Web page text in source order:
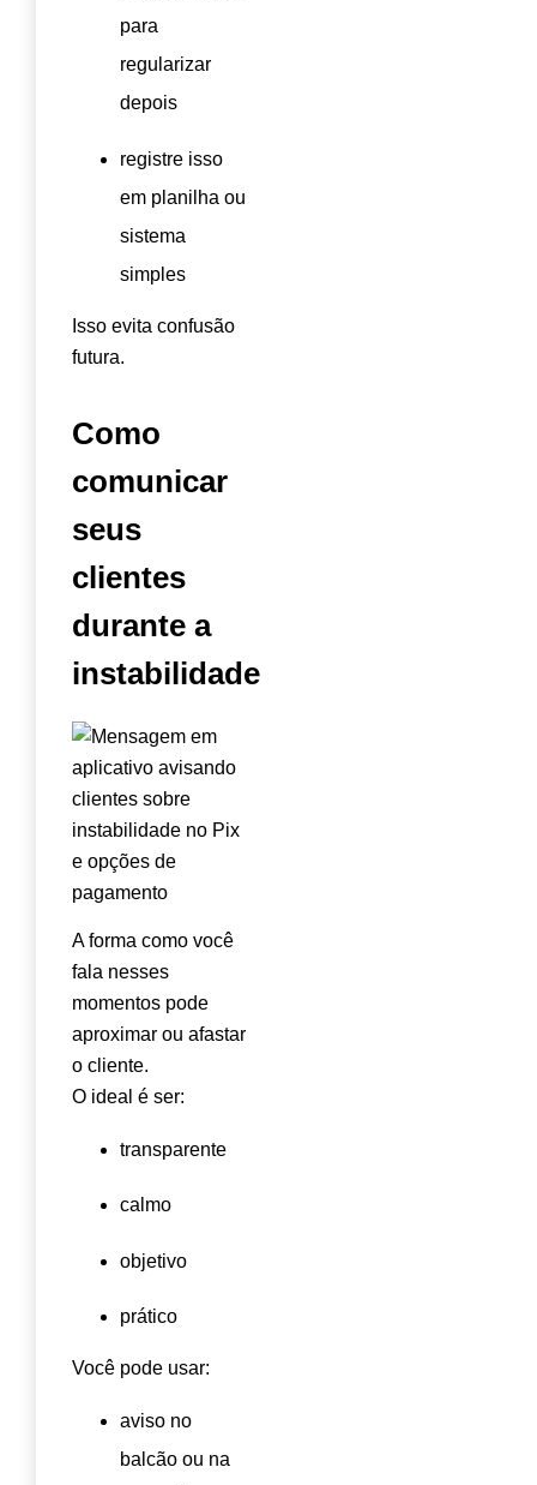
para
regularizar
depois
registre isso
em planilha ou
sistema
simples
Isso evita confusão
futura.
Como
comunicar
seus
clientes
durante a
instabilidade
A forma como você
fala nesses
momentos pode
aproximar ou afastar
o cliente.
O ideal é ser:
transparente
calmo
objetivo
prático
Você pode usar:
aviso no
balcão ou na